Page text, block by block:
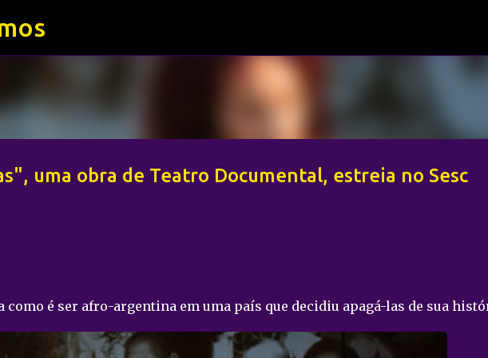
uma obra de Teatro Documental, estreia no Sesc
como é ser afro-argentina em uma país que decidiu apagá-las de sua